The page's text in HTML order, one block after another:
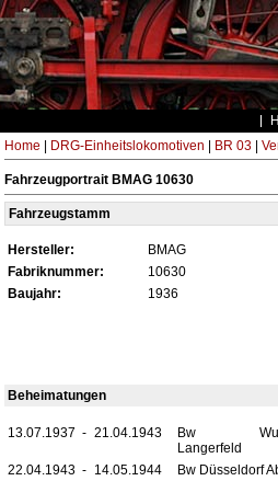
Home DRG-Einheitslokomotiven BR 03|
Fahrzeugportrait BMAG 10630
Fahrzeugstamm
Hersteller:
BMAG
Fabriknummer:
10630
Baujahr:
1936
Beheimatungen
13.07.1937 - 21.04.1943
Bw
Langerfeld
22.04.1943 - 14.05.1944
Bw Düsseldorf